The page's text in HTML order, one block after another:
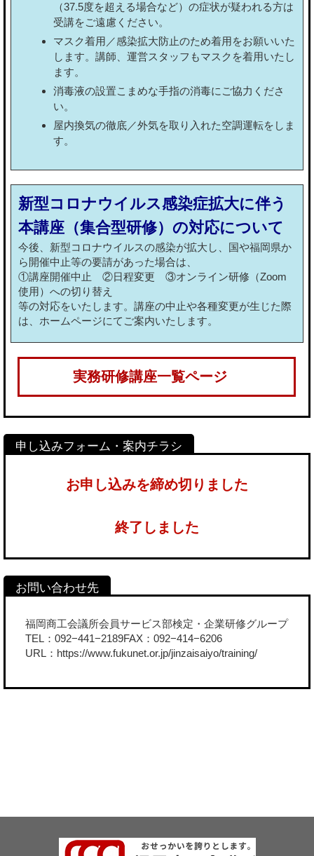
（37.5度を超える場合など）の症状が疑われる方は
受講をご遠慮ください。
マスク着用／感染拡大防止のため着用をお願いいた
します。講師、運営スタッフもマスクを着用いたし
ます。
消毒液の設置こまめな手指の消毒にご協力くださ
い。
屋内換気の徹底／外気を取り入れた空調運転をしま
す。
新型コロナウイルス感染症拡大に伴う
本講座（集合型研修）の対応について
今後、新型コロナウイルスの感染が拡大し、国や福岡県か
ら開催中止等の要請があった場合は、
①講座開催中止 ②日程変更 ③オンライン研修（Zoom
使用）への切り替え
等の対応をいたします。講座の中止や各種変更が生じた際
は、ホームページにてご案内いたします。
実務研修講座一覧ページ
お申し込みを締め切りました
終了しました
福岡商工会議所会員サービス部検定・企業研修グループ
TEL：092−441−2189FAX：092−414−6206
URL： https://www.fukunet.or.jp/jinzaisaiyo/training/